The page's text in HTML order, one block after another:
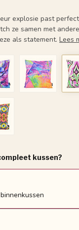
explosie past
ze samen met
als statement. Lees
kussen?